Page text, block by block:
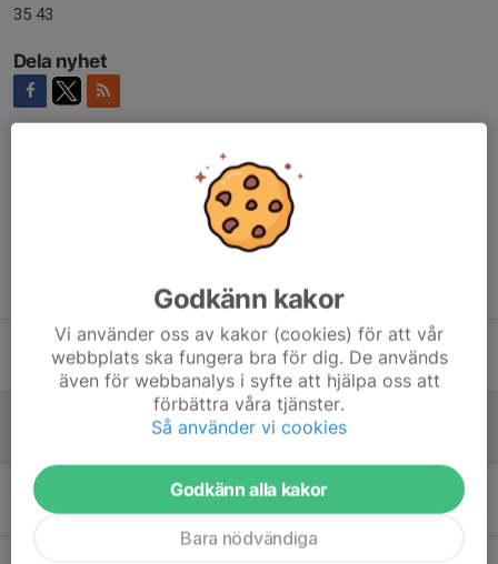
35 43
Dela nyhet
Tidigare nyheter
Årets första 4-klubbsmatch
1 maj 2023 0
Ungdomslagen till Stigtomta-kavlen 23/4
19 apr 2023 0
Påsklovsträning med veteranerna
9 apr 2023 0
Godkänn kakor
Vi använder oss av kakor (cookies) för att vår
webbplats ska fungera bra för dig. De används
även för webbanalys i syfte att hjälpa oss att
förbättra våra tjänster.
Så använder vi cookies
Godkänn alla kakor
Bara nödvändiga